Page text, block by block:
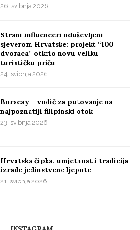
26. svibnja 2026.
Strani influenceri oduševljeni
sjeverom Hrvatske: projekt “100
dvoraca” otkrio novu veliku
turističku priču
24. svibnja 2026.
Boracay – vodič za putovanje na
najpoznatiji filipinski otok
23. svibnja 2026.
Hrvatska čipka, umjetnost i tradicija
izrade jedinstvene ljepote
21. svibnja 2026.